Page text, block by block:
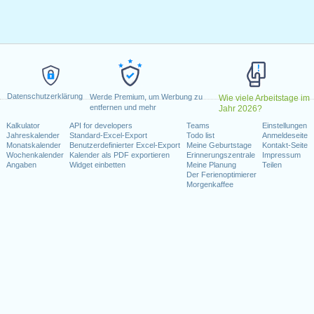
Datenschutzerklärung
Werde Premium, um Werbung zu
entfernen und mehr
Wie viele Arbeitstage im
Jahr 2026?
Kalkulator
Jahreskalender
Monatskalender
Wochenkalender
Angaben
API for developers
Standard-Excel-Export
Benutzerdefinierter Excel-Export
Kalender als PDF exportieren
Widget einbetten
Teams
Todo list
Meine Geburtstage
Erinnerungszentrale
Meine Planung
Der Ferienoptimierer
Morgenkaffee
Einstellungen
Anmeldeseite
Kontakt-Seite
Impressum
Teilen
12. Oktober 2022
2022
: Dienstag, 6. Dezember 2022
8. Dezember 2022
2022
fallen